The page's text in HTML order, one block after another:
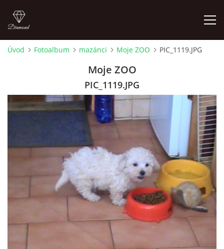
Pepouch
+420605716650
pepouch@seznam.cz
Úvod Fotoalbum mazánci Moje ZOO PIC_1119.JPG
Moje ZOO
PIC_1119.JPG